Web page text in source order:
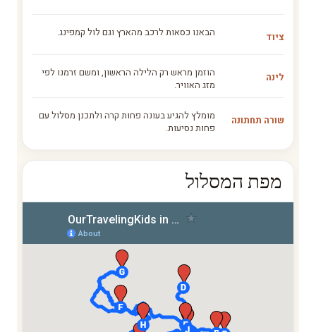
ציוד הבאנו כסאות לרכב מהארץ וגם לול קמפינג.
לינה
הוזמן מראש רק הלילה הראשון, ומשם זרמנו לפי
מזג האוויר.
שורה תחתונה
מומלץ להגיע בעונה פחות קרה ולתכנן מסלול עם
פחות נסיעות.
מפת המסלול